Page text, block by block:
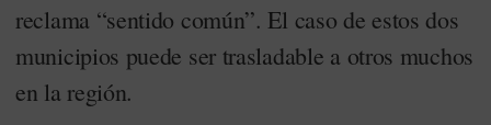
reclama “sentido común”. El caso de estos dos
municipios puede ser trasladable a otros muchos
en la región.